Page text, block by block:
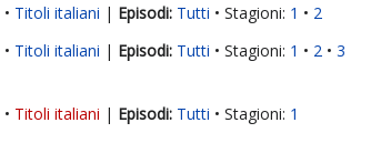
Titoli italiani | Tutti Stagioni: 1
2
Titoli italiani | Tutti Stagioni: 1 2
3
Titoli italiani | Tutti Stagioni: 1